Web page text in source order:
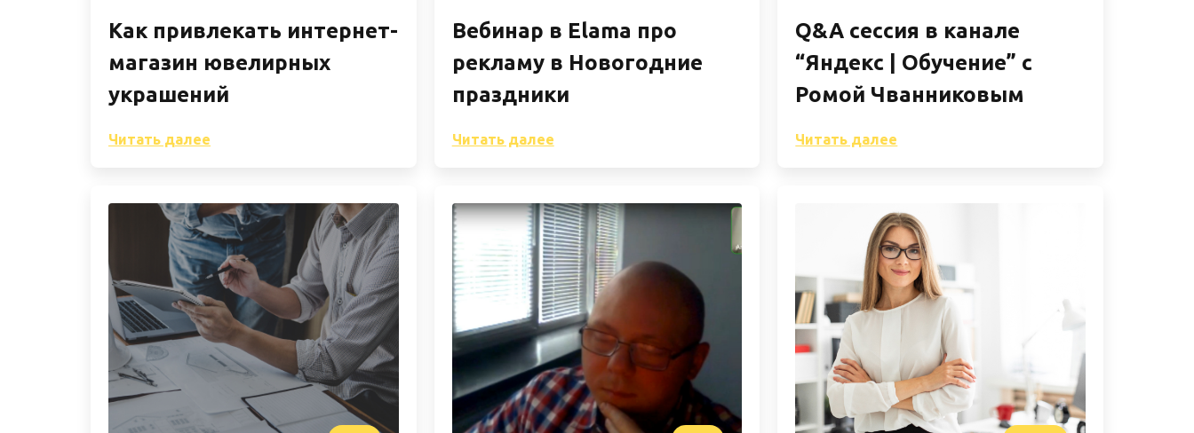
Как привлекать интернет-
магазин ювелирных
украшений
Читать далее
Вебинар в Elama про
рекламу в Новогодние
праздники
Читать далее
Q&A сессия в канале
“Яндекс | Обучение” с
Ромой Чванниковым
Читать далее